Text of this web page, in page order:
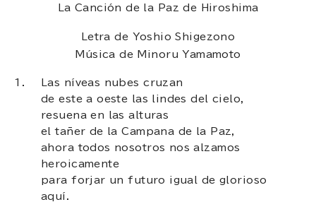
La Canción de la Paz de Hiroshima
Letra de Yoshio Shigezono
Música de Minoru Yamamoto
Las níveas nubes cruzan
de este a oeste las lindes del cielo,
resuena en las alturas
el tañer de la Campana de la Paz,
ahora todos nosotros nos alzamos
heroicamente
para forjar un futuro igual de glorioso
aquí.